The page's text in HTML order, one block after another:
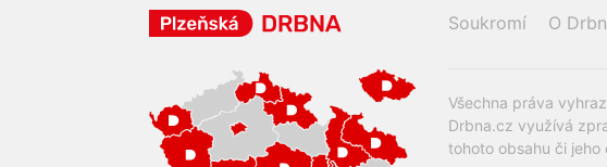
Soukromí O
Všechna práva
Drbna.cz využívá
tohoto obsahu či